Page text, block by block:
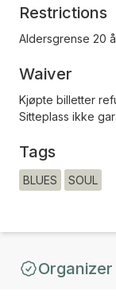
Restrictions
Aldersgrense 20
Waiver
Kjøpte billetter
Sitteplass ikke
Tags
BLUES SOUL
Organizer